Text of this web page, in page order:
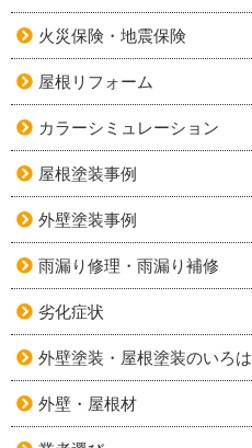
火災保険・地震保険
屋根リフォーム
カラーシミュレーション
屋根塗装事例
外壁塗装事例
雨漏り修理・雨漏り補修
劣化症状
外壁塗装・屋根塗装のいろは
外壁・屋根材